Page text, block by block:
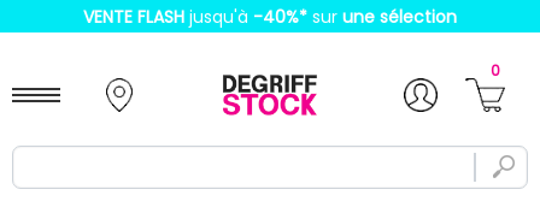
VENTE FLASH jusqu'à -40%* sur une sélection
0